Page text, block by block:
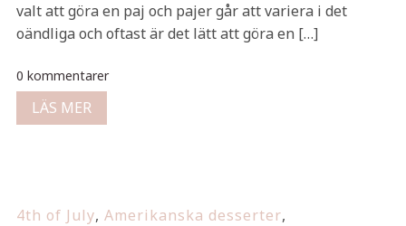
valt att göra en paj och pajer går att variera i det
oändliga och oftast är det lätt att göra en […]
0 kommentarer
LÄS MER
4th of July, Amerikanska desserter,